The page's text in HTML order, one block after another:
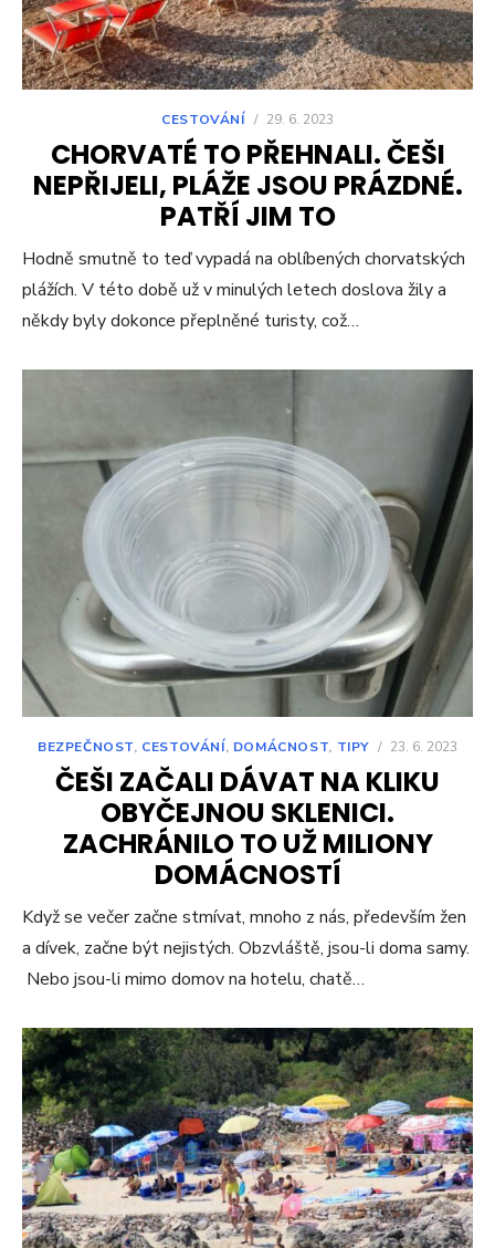
CESTOVÁNÍ / 29. 6. 2023
CHORVATÉ TO PŘEHNALI. ČEŠI
NEPŘIJELI, PLÁŽE JSOU PRÁZDNÉ.
PATŘÍ JIM TO
Hodně smutně to teď vypadá na oblíbených chorvatských
plážích. V této době už v minulých letech doslova žily a
někdy byly dokonce přeplněné turisty, což…
BEZPEČNOST, CESTOVÁNÍ, DOMÁCNOST, TIPY / 23. 6. 2023
ČEŠI ZAČALI DÁVAT NA KLIKU
OBYČEJNOU SKLENICI.
ZACHRÁNILO TO UŽ MILIONY
DOMÁCNOSTÍ
Když se večer začne stmívat, mnoho z nás, především žen
a dívek, začne být nejistých. Obzvláště, jsou-li doma samy.
Nebo jsou-li mimo domov na hotelu, chatě…